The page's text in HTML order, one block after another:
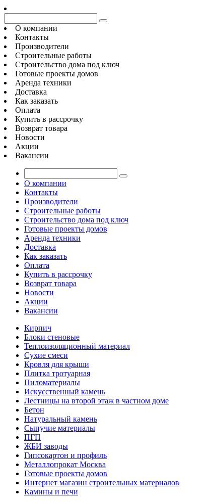
О компании
Контакты
Производители
Строительные работы
Строительство дома под ключ
Готовые проекты домов
Аренда техники
Доставка
Как заказать
Оплата
Купить в рассрочку
Возврат товара
Новости
Акции
Вакансии
О компании
Контакты
Производители
Строительные работы
Строительство дома под ключ
Готовые проекты домов
Аренда техники
Доставка
Как заказать
Оплата
Купить в рассрочку
Возврат товара
Новости
Акции
Вакансии
Кирпич
Блоки стеновые
Теплоизоляционный материал
Сухие смеси
Кровля для крыши
Плитка тротуарная
Пиломатериалы
Искусственный камень
Лестницы на второй этаж в частном доме
Бетон
Натуральный камень
Сыпучие материалы
ПГП
ЖБИ заводы
Гипсокартон и профиль
Металлопрокат Москва
Готовые проекты домов
Интернет магазин строительных материалов
Камины и печи